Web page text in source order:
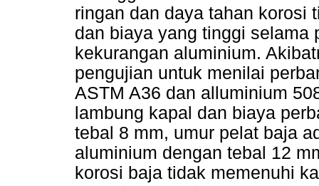
ringan dan daya tahan korosi
dan biaya yang tinggi selama
kekurangan aluminium.
pengujian untuk menilai
ASTM A36 dan alluminium
lambung kapal dan biaya
tebal 8 mm, umur pelat baja
aluminium dengan tebal 12
korosi baja tidak memenuhi